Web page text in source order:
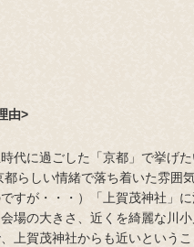
由>
代に過ごした「京都」で挙げ
らしい情緒で落ち着いた雰囲
すが・・・）「上賀茂神社」に
場の大きさ、近くを綺麗な川
上賀茂神社からも近いという